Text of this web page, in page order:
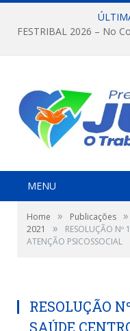
MENU
Home » Publicações »
2021
»
RESOLUÇÃO Nº
ATENÇÃO PSICOSSOCIAL
RESOLUÇÃO
SAÚDE